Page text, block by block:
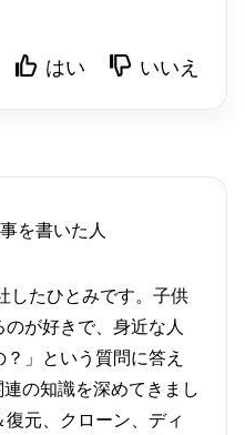
はい いいえ
を書いた人
したひとみです。子供
が好きで、身近な人
」という質問に答え
の知識を深めてきまし
元、クローン、ディ